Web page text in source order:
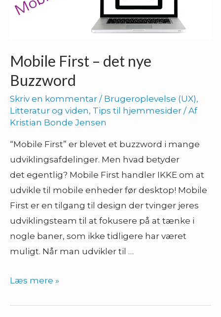
for
Mobile First – det nye
Buzzword
Skriv en kommentar / Brugeroplevelse (UX),
Litteratur og viden, Tips til hjemmesider / Af
Kristian Bonde Jensen
“Mobile First” er blevet et buzzword i mange
udviklingsafdelinger. Men hvad betyder
det egentlig? Mobile First handler IKKE om at
udvikle til mobile enheder før desktop! Mobile
First er en tilgang til design der tvinger jeres
udviklingsteam til at fokusere på at tænke i
nogle baner, som ikke tidligere har været
muligt. Når man udvikler til …
Mobile
Læs mere »